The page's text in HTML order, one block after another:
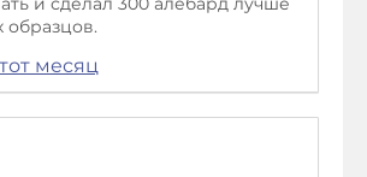
образцов.
месяц